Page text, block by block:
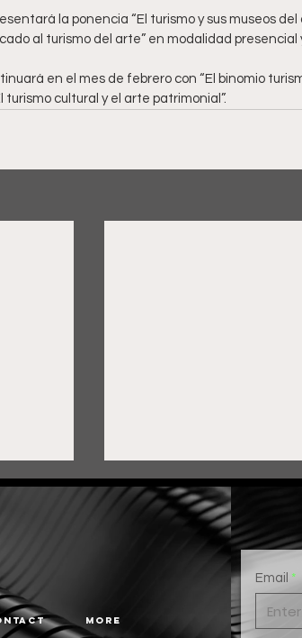
la ponencia “El turismo y sus museos
al turismo del arte” en modalidad presencial
en el mes de febrero con “El binomio
turismo cultural y el arte patrimonial”.
More
Email